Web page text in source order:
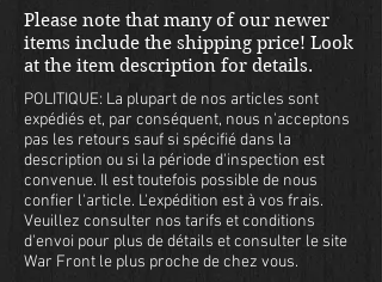
Please note that many of our newer
items include the shipping price! Look
at the item description for details.
POLITIQUE: La plupart de nos articles sont
expédiés et, par conséquent, nous n'acceptons
pas les retours sauf si spécifié dans la
description ou si la période d'inspection est
convenue. Il est toutefois possible de nous
confier l'article. L'expédition est à vos frais.
Veuillez consulter nos tarifs et conditions
d'envoi pour plus de détails et consulter le site
War Front le plus proche de chez vous.